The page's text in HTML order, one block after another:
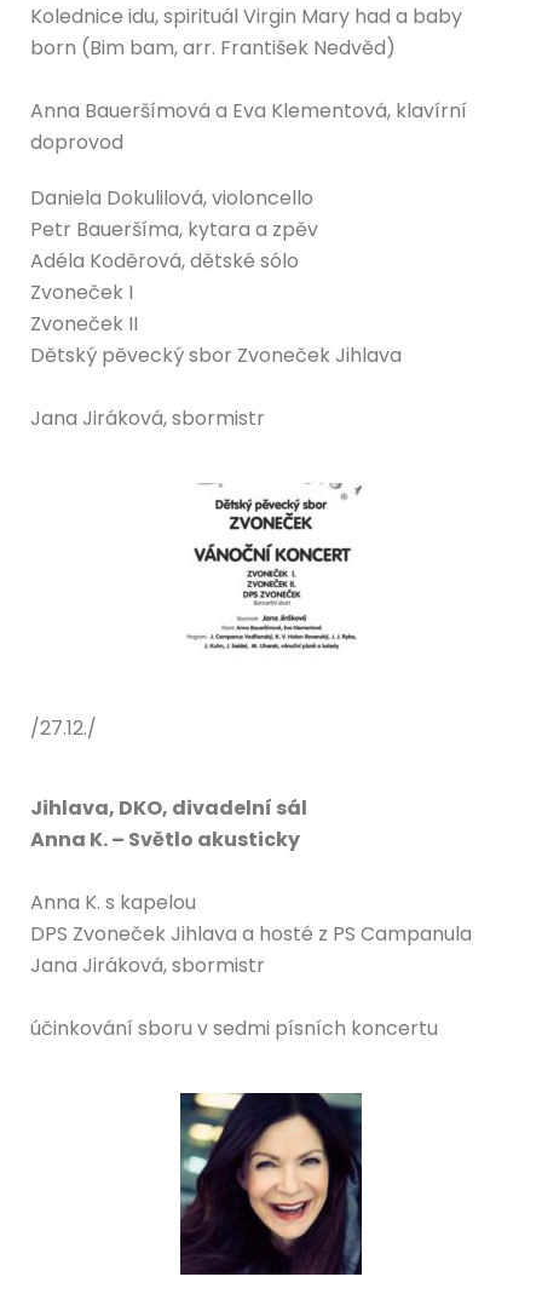
Kolednice idu, spirituál Virgin Mary had a baby
born (Bim bam, arr. František Nedvěd)
Anna Baueršímová a Eva Klementová, klavírní
doprovod
Daniela Dokulilová, violoncello
Petr Baueršíma, kytara a zpěv
Adéla Koděrová, dětské sólo
Zvoneček I
Zvoneček II
Dětský pěvecký sbor Zvoneček Jihlava
Jana Jiráková, sbormistr
/27.12./
Jihlava, DKO, divadelní sál
Anna K. – Světlo akusticky
Anna K. s kapelou
DPS Zvoneček Jihlava a hosté z PS Campanula
Jana Jiráková, sbormistr
účinkování sboru v sedmi písních koncertu